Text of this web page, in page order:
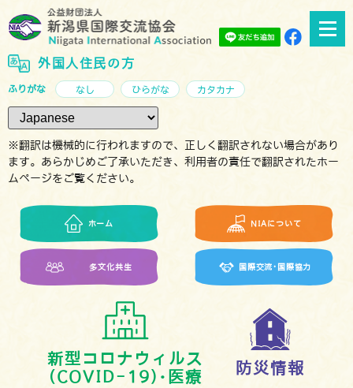
外国人住民の方
ふりがな なし ひらがな カタカナ
※翻訳は機械的に行われますので、正しく翻訳されない場合があり
ます。あらかじめご了承いただき、利用者の責任で翻訳されたホー
ムページをご覧ください。
ホーム NIAについて
多文化共生 国際交流･国際協力
新型コロナウィルス
(COVID-19)･医療
防災情報